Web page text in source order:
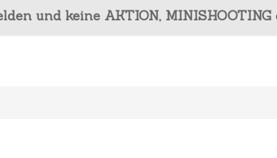
und keine AKTION, MINISHOOTING